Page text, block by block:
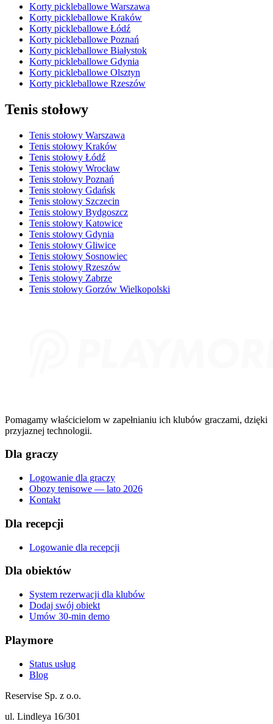
Korty pickleballowe Warszawa
Korty pickleballowe Kraków
Korty pickleballowe Łódź
Korty pickleballowe Poznań
Korty pickleballowe Białystok
Korty pickleballowe Gdynia
Korty pickleballowe Olsztyn
Korty pickleballowe Rzeszów
Tenis stołowy
Tenis stołowy Warszawa
Tenis stołowy Kraków
Tenis stołowy Łódź
Tenis stołowy Wrocław
Tenis stołowy Poznań
Tenis stołowy Gdańsk
Tenis stołowy Szczecin
Tenis stołowy Bydgoszcz
Tenis stołowy Katowice
Tenis stołowy Gdynia
Tenis stołowy Gliwice
Tenis stołowy Sosnowiec
Tenis stołowy Rzeszów
Tenis stołowy Zabrze
Tenis stołowy Gorzów Wielkopolski
Pomagamy właścicielom w zapełnianiu ich klubów graczami, dzięki
przyjaznej technologii.
Dla graczy
Logowanie dla graczy
Obozy tenisowe — lato 2026
Kontakt
Dla recepcji
Logowanie dla recepcji
Dla obiektów
System rezerwacji dla klubów
Dodaj swój obiekt
Umów 30-min demo
Playmore
Status usług
Blog
Reservise Sp. z o.o.
ul. Lindleya 16/301